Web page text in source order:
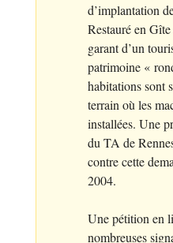
d’implantation
Restauré en
garant d’un
patrimoine «
habitations sont
terrain où les
installées. Une
du TA de
contre cette
2004.
Une pétition en
nombreuses